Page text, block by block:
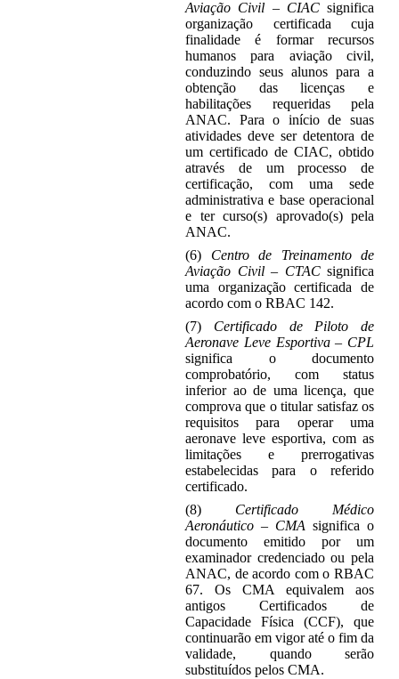
Aviação Civil – CIACsignifica
organização certificada cuja
finalidade é formar recursos
humanos para aviação civil,
conduzindo seus alunos para a
obtenção das licenças e
habilitações requeridas pela
ANAC. Para o início de suas
atividades deve ser detentora de
um certificado de CIAC, obtido
através de um processo de
certificação, com uma sede
administrativa e base operacional
e ter curso(s) aprovado(s) pela
ANAC.
(6) Centro de Treinamento de
Aviação Civil – CTAC significa
uma organização certificada de
acordo com o RBAC 142.
(7) Certificado de Piloto de
Aeronave Leve Esportiva – CPL
significa o documento
comprobatório, com status
inferior ao de uma licença, que
comprova que o titular satisfaz os
requisitos para operar uma
aeronave leve esportiva, com as
limitações e prerrogativas
estabelecidas para o referido
certificado.
(8) Certificado Médico
Aeronáutico – CMA significa o
documento emitido por um
examinador credenciado ou pela
ANAC, de acordo com o RBAC
67. Os CMA equivalem aos
antigos Certificados de
Capacidade Física (CCF), que
continuarão em vigor até o fim da
validade, quando serão
substituídos pelos CMA.